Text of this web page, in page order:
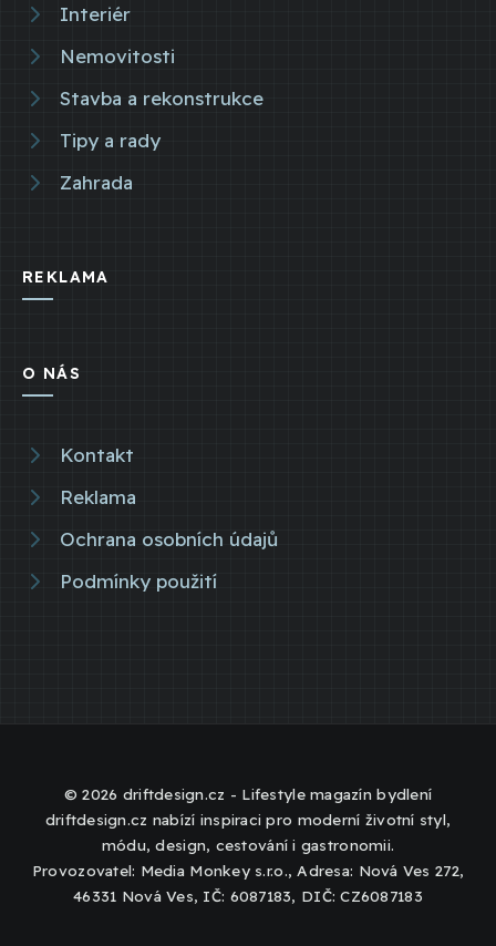
Interiér
Nemovitosti
Stavba a rekonstrukce
Tipy a rady
Zahrada
REKLAMA
O NÁS
Kontakt
Reklama
Ochrana osobních údajů
Podmínky použití
© 2026 driftdesign.cz - Lifestyle magazín bydlení
driftdesign.cz nabízí inspiraci pro moderní životní styl,
módu, design, cestování i gastronomii.
Provozovatel: Media Monkey s.r.o., Adresa: Nová Ves 272,
46331 Nová Ves, IČ: 6087183, DIČ: CZ6087183